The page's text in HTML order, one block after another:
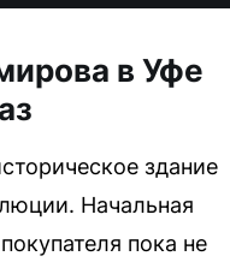
в Уфе
здание
Начальная
пока не